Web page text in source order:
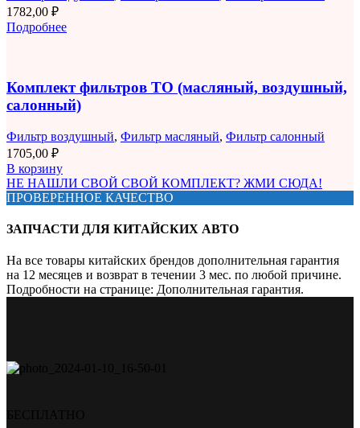
1782,00 ₽
Подробнее
Комплект фильтров ТО (масляный, воздушный,
салонный)
Фильтр воздушный, Фильтр масляный, Фильтр салонный
1705,00 ₽
В корзину
НЕ НАШЛИ СВОЙ СВОЙ КОМПЛЕКТ? ЖМИ СЮДА!
ПРОВЕРЕННОЕ КАЧЕСТВО
ЗАПЧАСТИ ДЛЯ КИТАЙСКИХ АВТО
На все товары китайских брендов дополнительная гарантия
на 12 месяцев и возврат в течении 3 мес. по любой причине.
Подробности на странице: Дополнительная гарантия.